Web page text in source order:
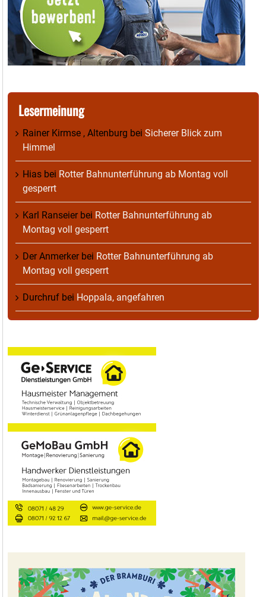
Lesermeinung
Rainer Kirmse , Altenburg bei Sicherer Blick zum
Himmel
Hias bei Rotter Bahnunterführung ab Montag voll
gesperrt
Karl Ranseierbei Rotter Bahnunterführung ab
Montag voll gesperrt
Der Anmerkerbei Rotter Bahnunterführung ab
Montag voll gesperrt
Durchruf bei Hoppala, angefahren